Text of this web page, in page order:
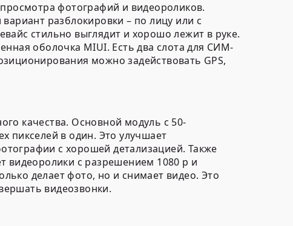
фотографий и видеороликов.
разблокировки – по лицу или с
стильно выглядит и хорошо лежит в руке.
оболочка MIUI. Есть два слота для СИМ-
можно задействовать GPS,
качества. Основной модуль с 50-
пикселей в один. Это улучшает
с хорошей детализацией. Также
видеоролики с разрешением 1080 p и
делает фото, но и снимает видео. Это
видеозвонки.